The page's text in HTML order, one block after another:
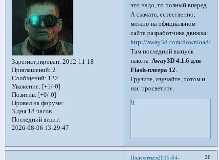
Зарегистрирован: 2012-11-18
Приглашений: 2
Сообщений: 122
Уважение: [+1/-0]
Позитив: [+0/-0]
Провел на форуме:
3 дня 18 часов
Последний визит:
2026-08-06 13:29:47
это надо, то полный вперед.
А скачать, естественно,
можно на официальном
сайте разработчика движка:
http://away3d.com/download/
Там последний выпуск
пакета Away3D 4.1.6 для
Flash-плеера 12
Грузите, изучайте, потом и
нас просветите.
0
Поделиться 26
2015-04-